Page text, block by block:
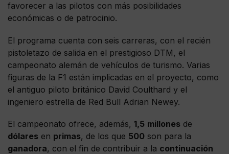
favorecer a las pilotos con más posibilidades
económicas o de patrocinio.
El programa cuenta con seis carreras, con el recién
pistoletazo de salida en el prestigioso DTM, el
campeonato alemán de vehículos de turismo. Varias
figuras de la F1 están implicadas en el proyecto, como
el antiguo piloto británico David Coulthard y el
ingeniero estrella de Red Bull Adrian Newey.
El campeonato ofrece, además, 1,5 millones de
dólares en primas, de los que 500 son para la
ganadora, con el fin de contribuir a la continuación